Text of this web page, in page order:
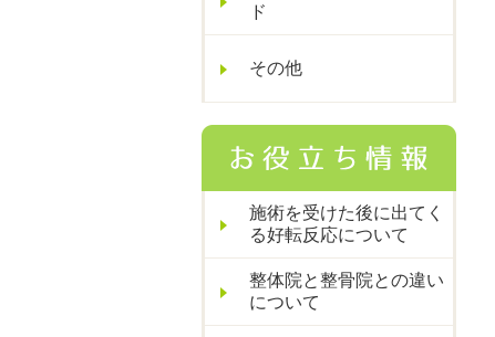
ド
その他
施術を受けた後に出てく
る好転反応について
整体院と整骨院との違い
について